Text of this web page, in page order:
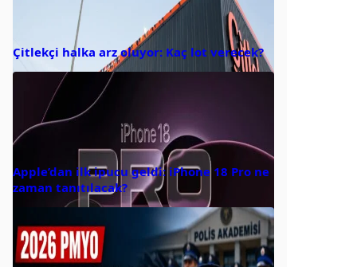
Çitlekçi halka arz oluyor: Kaç lot verecek?
Apple’dan ilk ipucu geldi: iPhone 18 Pro ne
zaman tanıtılacak?